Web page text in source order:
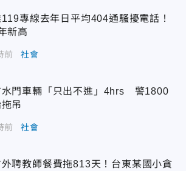
專線去年日平均404通騷擾電話！
新高
前 社會
水門車輛「只出不進」4hrs 警1800
吊
前 社會
聘教師餐費拖813天！台東某國小貪